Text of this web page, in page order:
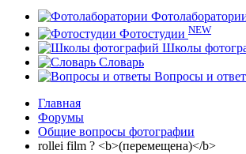
Фотостудии NEW
Школы
Словарь
Вопросы и
Главная
Форумы
Общие вопросы фотографии
rollei film ? <b>(перемещена)</b>